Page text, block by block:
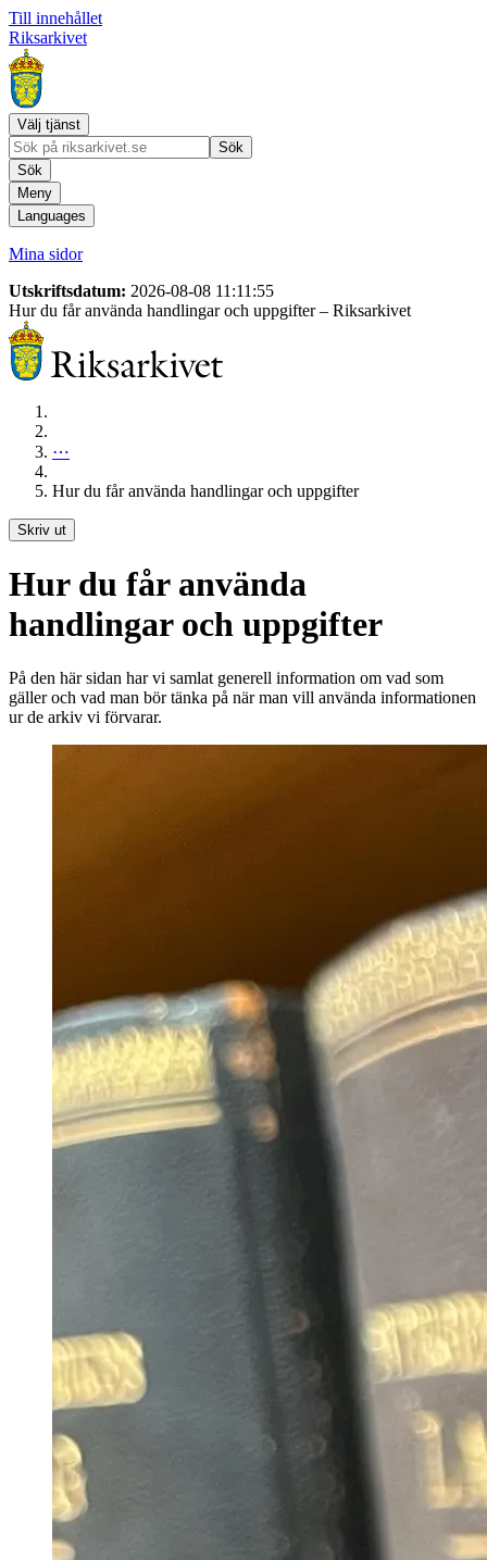
Till innehållet
Riksarkivet
Välj tjänst
Sök
Sök
Meny
Languages
Mina sidor
Utskriftsdatum: 2026-08-08 11:11:55
Hur du får använda handlingar och uppgifter– Riksarkivet
⋯
Hur du får använda handlingar och uppgifter
Skriv ut
Hur du får använda
handlingar och uppgifter
På den här sidan har vi samlat generell information om vad som
gäller och vad man bör tänka på när man vill använda informationen
ur de arkiv vi förvarar.